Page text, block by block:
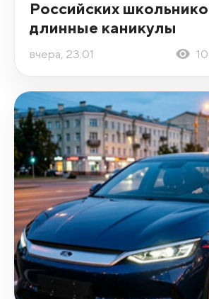
Российских
длинные каникулы
вчера, 23:01